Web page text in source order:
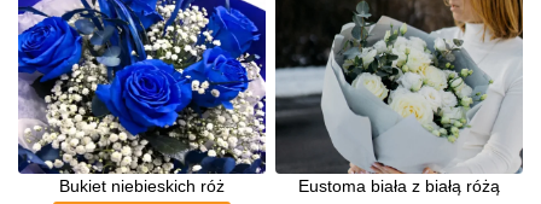
Bukiet niebieskich róż Eustoma biała z białą różą